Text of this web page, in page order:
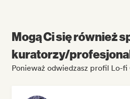
Mogą Ci się również
kuratorzy/
Ponieważ odwiedzasz profil Lo-fi